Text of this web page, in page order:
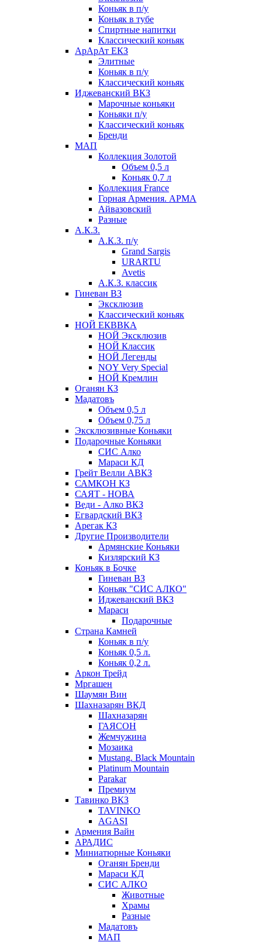
Коньяк в п/у
Коньяк в тубе
Спиртные напитки
Классический коньяк
АрАрАт ЕКЗ
Элитные
Коньяк в п/у
Классический коньяк
Иджеванский ВКЗ
Марочные коньяки
Коньяки п/у
Классический коньяк
Бренди
МАП
Коллекция Золотой
Объем 0,5 л
Коньяк 0,7 л
Коллекция France
Горная Армения. АРМА
Айвазовский
Разные
А.К.З.
А.К.З. п/у
Grand Sargis
URARTU
Avetis
А.К.З. классик
Гиневан ВЗ
Эксклюзив
Классический коньяк
НОЙ ЕКВВКА
НОЙ Эксклюзив
НОЙ Классик
НОЙ Легенды
NOY Very Speсial
НОЙ Кремлин
Оганян КЗ
Мадатовъ
Объем 0,5 л
Объем 0,75 л
Эксклюзивные Коньяки
Подарочные Коньяки
СИС Алко
Мараси КД
Грейт Велли АВКЗ
САМКОН КЗ
САЯТ - НОВА
Веди - Алко ВКЗ
Егвардский ВКЗ
Арегак КЗ
Другие Производители
Армянские Коньяки
Кизлярский КЗ
Коньяк в Бочке
Гиневан ВЗ
Коньяк "СИС АЛКО"
Иджеванский ВКЗ
Мараси
Подарочные
Страна Камней
Коньяк в п/у
Коньяк 0,5 л.
Коньяк 0,2 л.
Аркон Трейд
Мргашен
Шаумян Вин
Шахназарян ВКД
Шахназарян
ГАЯСОН
Жемчужина
Мозаика
Mustang. Black Mountain
Platinum Mountain
Parakar
Премиум
Тавинко ВКЗ
TAVINKO
AGASI
Армения Вайн
АРАДИС
Миниатюрные Коньяки
Оганян Бренди
Мараси КД
СИС АЛКО
Животные
Храмы
Разные
Мадатовъ
МАП